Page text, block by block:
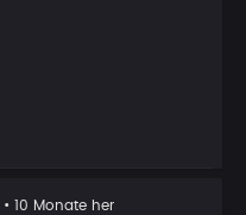
• 10 Monate her